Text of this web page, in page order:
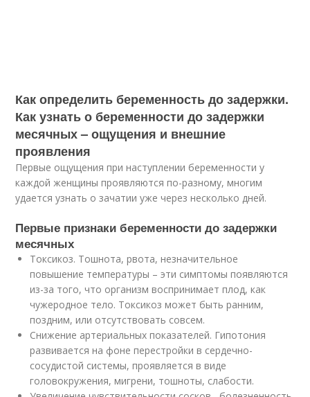
Как определить беременность до задержки.
Как узнать о беременности до задержки
месячных – ощущения и внешние
проявления
Первые ощущения при наступлении беременности у
каждой женщины проявляются по-разному, многим
удается узнать о зачатии уже через несколько дней.
Первые признаки беременности до задержки
месячных
Токсикоз. Тошнота, рвота, незначительное
повышение температуры – эти симптомы появляются
из-за того, что организм воспринимает плод, как
чужеродное тело. Токсикоз может быть ранним,
поздним, или отсутствовать совсем.
Снижение артериальных показателей. Гипотония
развивается на фоне перестройки в сердечно-
сосудистой системы, проявляется в виде
головокружения, мигрени, тошноты, слабости.